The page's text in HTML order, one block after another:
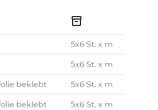

5x6 St. x m
5x6 St. x m
beklebt 5x6 St. x m
beklebt 5x6 St. x m